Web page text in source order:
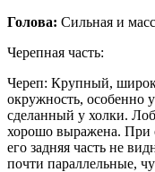
Голова: Сильная и
Черепная часть:
Череп: Крупный,
окружность, особенно
сделанный у холки.
хорошо выражена. При
его задняя часть не
почти параллельные,